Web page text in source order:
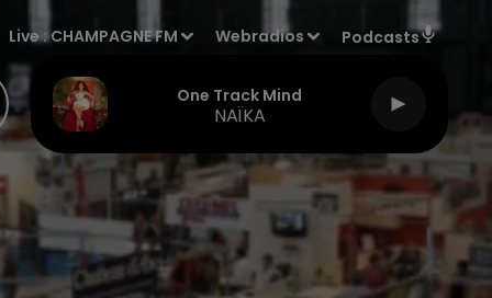
Live :CHAMPAGNE FM Webradios Podcasts
One Track Mind
NAÏKA